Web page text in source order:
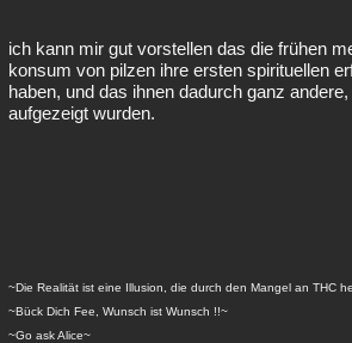
ich kann mir gut vorstellen das die frühen
konsum von pilzen ihre ersten spirituellen
haben, und das ihnen dadurch ganz
aufgezeigt wurden.
~Die Realität ist eine Illusion, die durch den Mangel an THC
~Bück Dich Fee, Wunsch ist Wunsch !!~
~Go ask Alice~